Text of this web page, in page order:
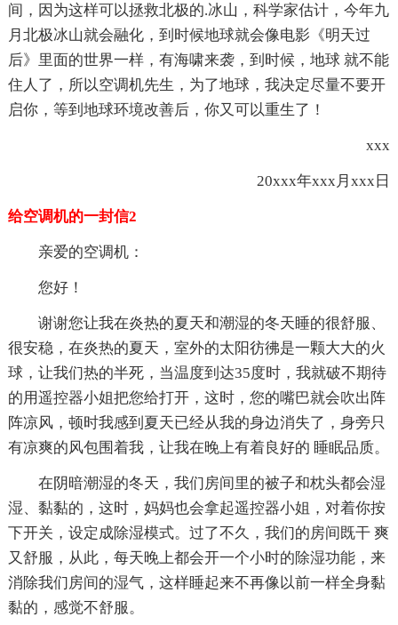
间，因为这样可以拯救北极的.冰山，科学家估计，今年九
月北极冰山就会融化，到时候地球就会像电影《明天过
后》里面的世界一样，有海啸来袭，到时候，地球 就不能
住人了，所以空调机先生，为了地球，我决定尽量不要开
启你，等到地球环境改善后，你又可以重生了！
xxx
20xxx年xxx月xxx日
给空调机的一封信2
亲爱的空调机：
您好！
谢谢您让我在炎热的夏天和潮湿的冬天睡的很舒服、
很安稳，在炎热的夏天，室外的太阳彷彿是一颗大大的火
球，让我们热的半死，当温度到达35度时，我就破不期待
的用遥控器小姐把您给打开，这时，您的嘴巴就会吹出阵
阵凉风，顿时我感到夏天已经从我的身边消失了，身旁只
有凉爽的风包围着我，让我在晚上有着良好的 睡眠品质。
在阴暗潮湿的冬天，我们房间里的被子和枕头都会湿
湿、黏黏的，这时，妈妈也会拿起遥控器小姐，对着你按
下开关，设定成除湿模式。过了不久，我们的房间既干 爽
又舒服，从此，每天晚上都会开一个小时的除湿功能，来
消除我们房间的湿气，这样睡起来不再像以前一样全身黏
黏的，感觉不舒服。